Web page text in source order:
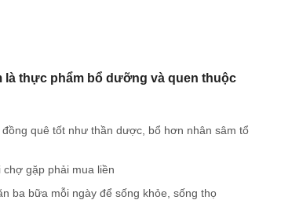
thực phẩm bổ dưỡng và quen thuộc
quê tốt như thần dược, bổ hơn nhân sâm tổ
gặp phải mua liền
ba bữa mỗi ngày để sống khỏe, sống thọ